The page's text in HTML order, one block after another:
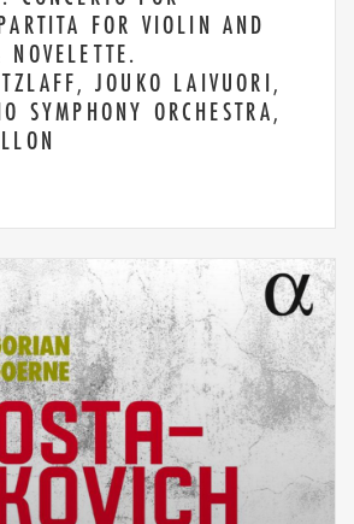
FOR VIOLIN AND
NOVELETTE.
JOUKO LAIVUORI,
SYMPHONY ORCHESTRA,